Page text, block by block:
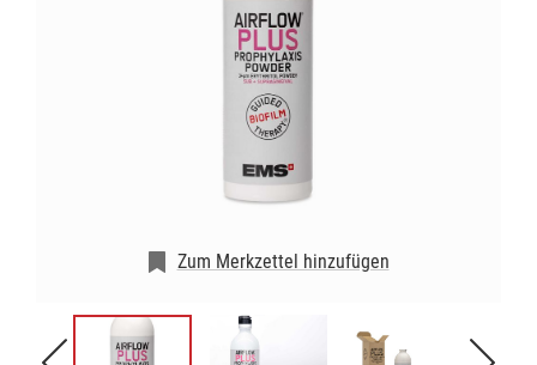
Zum Merkzettel hinzufügen